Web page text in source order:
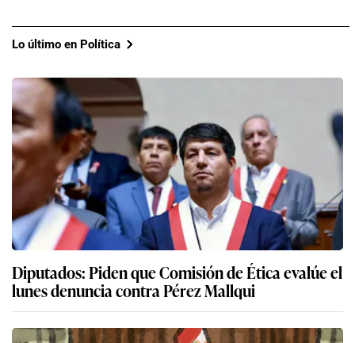
Lo último en Política
Diputados: Piden que Comisión de Ética evalúe el
lunes denuncia contra Pérez Mallqui